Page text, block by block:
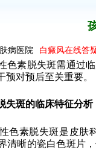
病医院 白癜风在线答
素脱失斑需通过临
对预后至关重要。
失斑的临床特征分析
色素脱失斑是皮
清晰的瓷白色斑片